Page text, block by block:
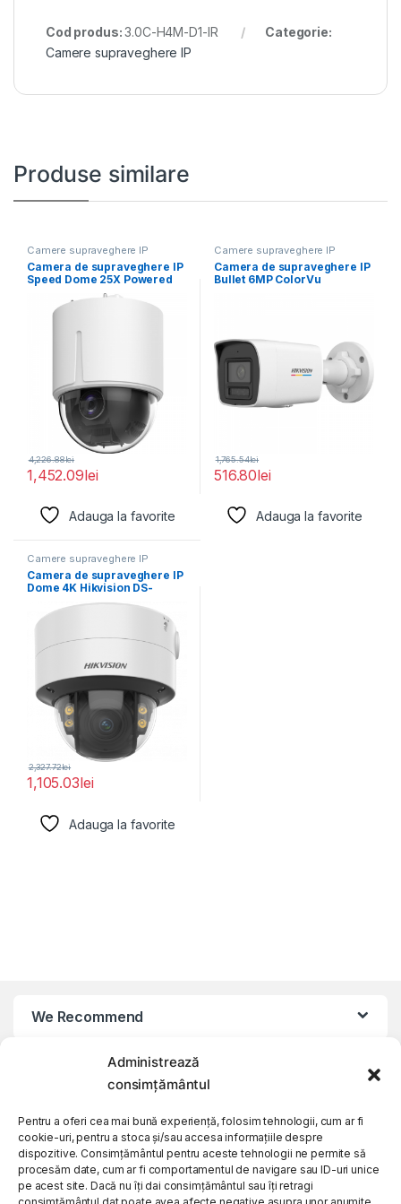
Administrează
consimțământul
Pentru a oferi cea mai bună experiență, folosim tehnologii, cum ar fi
cookie-uri, pentru a stoca și/sau accesa informațiile despre
dispozitive. Consimțământul pentru aceste tehnologii ne permite să
procesăm date, cum ar fi comportamentul de navigare sau ID-uri unice
pe acest site. Dacă nu îți dai consimțământul sau îți retragi
Cod produs:3.0C-H4M-D1-IR
Categorie:
Camere supraveghere IP
Produse similare
Camere supraveghere IP
Camera de supraveghere IP
Speed Dome 25X Powered
by DarkFighter
1,452.09lei
4,226.88lei
Adauga la favorite
Camere supraveghere IP
Camera de supraveghere IP
Bullet 6MP ColorVu
516.80lei
1,765.54lei
Adauga la favorite
Camere supraveghere IP
Camera de supraveghere IP
Dome 4K Hikvision DS-
2CD2787G2T-LZS(2.8-
12MM) (C), lentila
1,105.03lei
2,327.72lei
Adauga la favorite
We Recommend
My Account
Customer Care
About Us